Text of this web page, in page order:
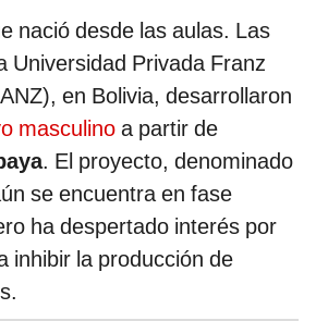
nació desde las aulas. Las
Universidad Privada Franz
en Bolivia, desarrollaron
masculino a partir de
. El proyecto, denominado
se encuentra en fase
ha despertado interés por
inhibir la producción de